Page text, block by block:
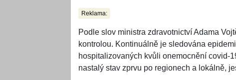
Reklama:
Podle slov ministra zdravotnictví Adama
kontrolou. Kontinuálně je sledována
hospitalizovaných kvůli onemocnění covid-
nastalý stav zprvu po regionech a lokálně,